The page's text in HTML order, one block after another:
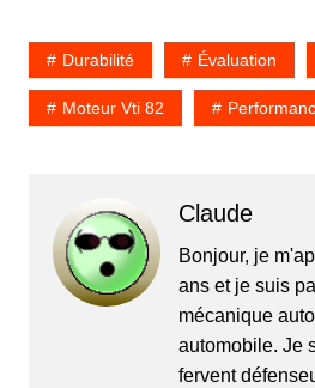
Durabilité Évaluation
Moteur Vti 82
Claude
Bonjour, je
ans et je suis
mécanique
automobile. Je
fervent